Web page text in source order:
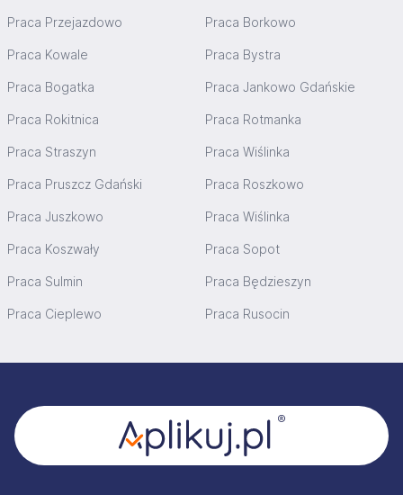
Praca Przejazdowo Praca Borkowo
Praca Kowale Praca Bystra
Praca Bogatka Praca Jankowo Gdańskie
Praca Rokitnica Praca Rotmanka
Praca Straszyn Praca Wiślinka
Praca Pruszcz Gdański Praca Roszkowo
Praca Juszkowo Praca Wiślinka
Praca Koszwały Praca Sopot
Praca Sulmin Praca Będzieszyn
Praca Cieplewo Praca Rusocin